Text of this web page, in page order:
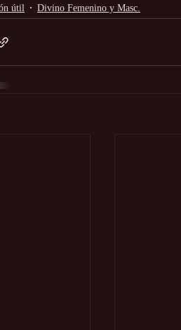
útil Divino Femenino y Masc.